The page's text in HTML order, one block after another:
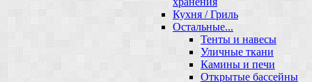
Кухня / Гриль
Остальные...
Тенты и навесы
Уличные ткани
Камины и печи
Открытые бассейны